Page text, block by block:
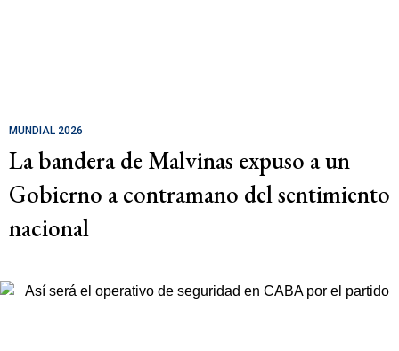
MUNDIAL 2026
La bandera de Malvinas expuso a un
Gobierno a contramano del sentimiento
nacional